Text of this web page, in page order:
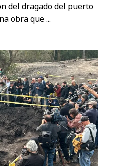
del dragado del puerto
obra que ...